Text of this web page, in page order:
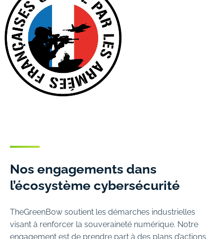
Nos engagements dans
l’écosystème cybersécurité
TheGreenBow soutient les démarches industrielles
visant à renforcer la souveraineté numérique. Notre
engagement est de prendre part à des plans d’actions